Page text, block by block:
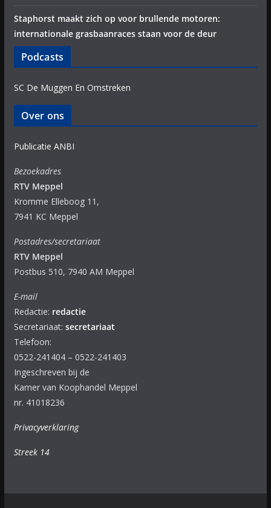
Staphorst maakt zich op voor brullende motoren:
internationale grasbaanraces staan voor de deur
Podcasts
SC De Muggen En Omstreken
Over ons
Publicatie ANBI
Bezoekadres
RTV Meppel
Kromme Elleboog 11,
7941 KC Meppel
Postadres/secretariaat
RTV Meppel
Postbus 510, 7940 AM Meppel
E-mail
Redactie: redactie
Secretariaat: secretariaat
Telefoon:
0522-241404 – 0522-241403
Ingeschreven bij de
Kamer van Koophandel Meppel
nr. 41018236
Privacyverklaring
Streek 14